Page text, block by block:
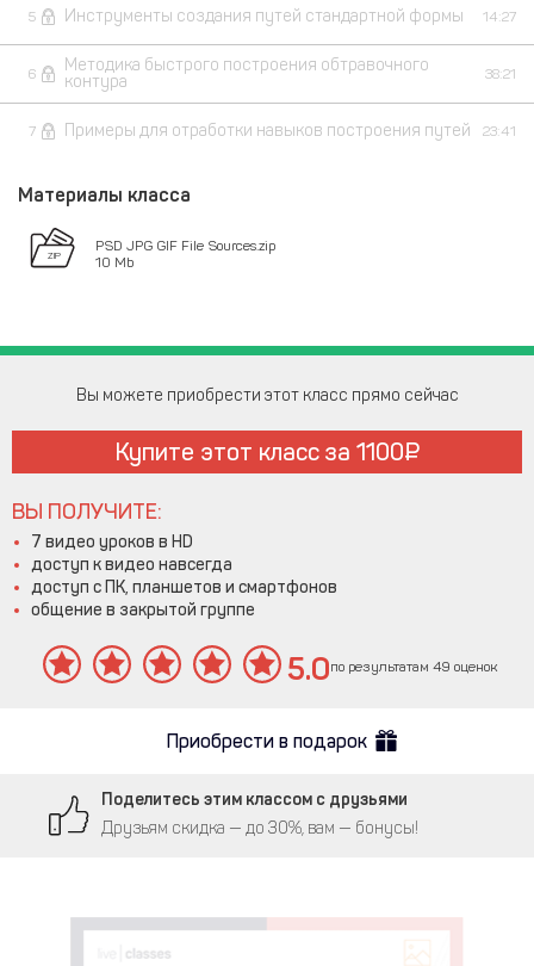
5 Инструменты создания путей стандартной формы 14:27
6
Методика быстрого построения обтравочного
контура
38:21
7 Примеры для отработки навыков построения путей 23:41
Материалы класса
PSD JPG GIF File Sources.zip
10 Mb
Вы можете приобрести этот класс прямо сейчас
Купите этот класс за 1100
ВЫ ПОЛУЧИТЕ:
7 видео уроков в HD
доступ к видео навсегда
доступ с ПК, планшетов и смартфонов
общение в закрытой группе
5.0по результатам 49 оценок
Приобрести в подарок
Поделитесь этим классом с друзьями
Друзьям скидка — до 30%, вам — бонусы!